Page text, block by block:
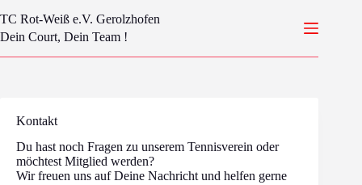
Inhalt
springen
TC Rot-Weiß e.V. Gerolzhofen
Dein Court, Dein Team !
Kontakt
Du hast noch Fragen zu unserem Tennisverein oder
möchtest Mitglied werden?
Wir freuen uns auf Deine Nachricht und helfen gerne